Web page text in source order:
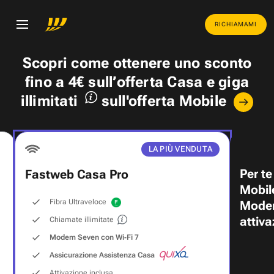
RICHIAMAMI
Scopri come ottenere uno sconto
fino a 4€ sull’offerta Casa egiga
illimitati
sull'offerta Mobile
LA PIÙ VENDUTA
Fastweb Casa Pro
Fibra Ultraveloce
Chiamate illimitate
Modem Seven con Wi‑Fi 7
Assicurazione Assistenza Casa
Per